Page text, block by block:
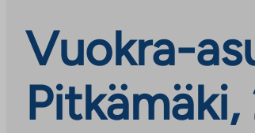
Vuokra-